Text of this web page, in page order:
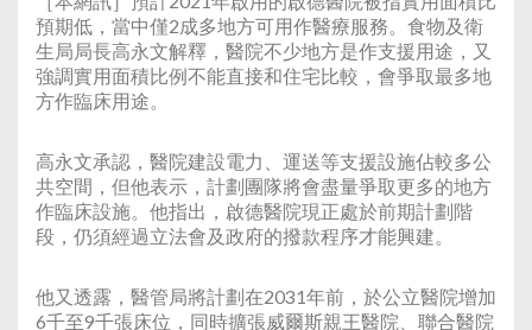
預期低，當中僅2成多地方可用作醫療服務。食物及衛
生局局長高永文解釋，醫院不少地方是作支援用途，又
強調實用面積比例不能直接和住宅比較，會爭取最多地
方作臨床用途。
高永文承認，醫院建設電力、運送等支援設施佔較多公
共空間，但他表示，計劃團隊將會盡量爭取更多的地方
作臨床設施。他指出，啟德醫院現正處於前期計劃階
段，仍須經過立法會及政府的撥款程序才能興建。
他又透露，醫管局將計劃在2031年前，於公立醫院增加
6千至9千張床位，同時擴張威爾斯親王醫院、聯合醫院